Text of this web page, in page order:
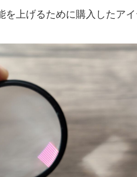
を上げるために購入したア